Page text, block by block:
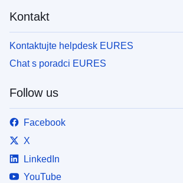
Kontakt
Kontaktujte helpdesk EURES
Chat s poradci EURES
Follow us
Facebook
X
LinkedIn
YouTube